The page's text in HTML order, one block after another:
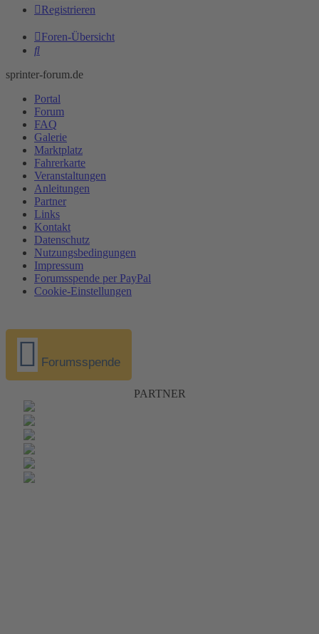
Registrieren
Foren-Übersicht
Suche
sprinter-forum.de
Portal
Forum
FAQ
Galerie
Marktplatz
Fahrerkarte
Veranstaltungen
Anleitungen
Partner
Links
Kontakt
Datenschutz
Nutzungsbedingungen
Impressum
Forumsspende per PayPal
Cookie-Einstellungen
Forumsspende
PARTNER